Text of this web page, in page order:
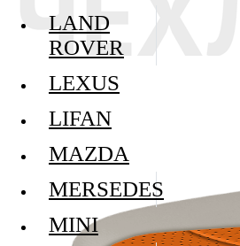
LAND
ROVER
LEXUS
LIFAN
MAZDA
MERSEDES
MINI